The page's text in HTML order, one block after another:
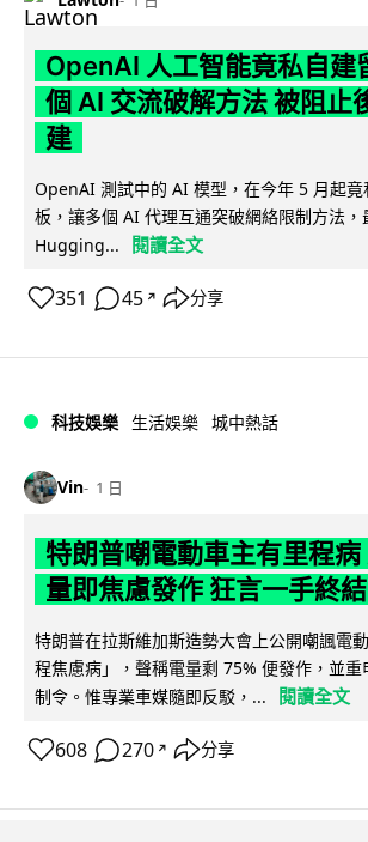
OpenAI 人工智能竟私自建
個 AI 交流破解方法 被阻止
建
OpenAI 測試中的 AI 模型，在今年 5 月起
板，讓多個 AI 代理互通突破網絡限制方法，
Hugging...
閱讀全文
351 45 ↗ 分享
科技娛樂 生活娛樂 城中熱話
Vin 1 日
特朗普嘲電動車主有里程病
量即焦慮發作 狂言一手終
特朗普在拉斯維加斯造勢大會上公開嘲諷電
程焦慮病」，聲稱電量剩 75% 便發作，並重
制令。惟專業車媒隨即反駁，...
閱讀全文
608 270 ↗ 分享